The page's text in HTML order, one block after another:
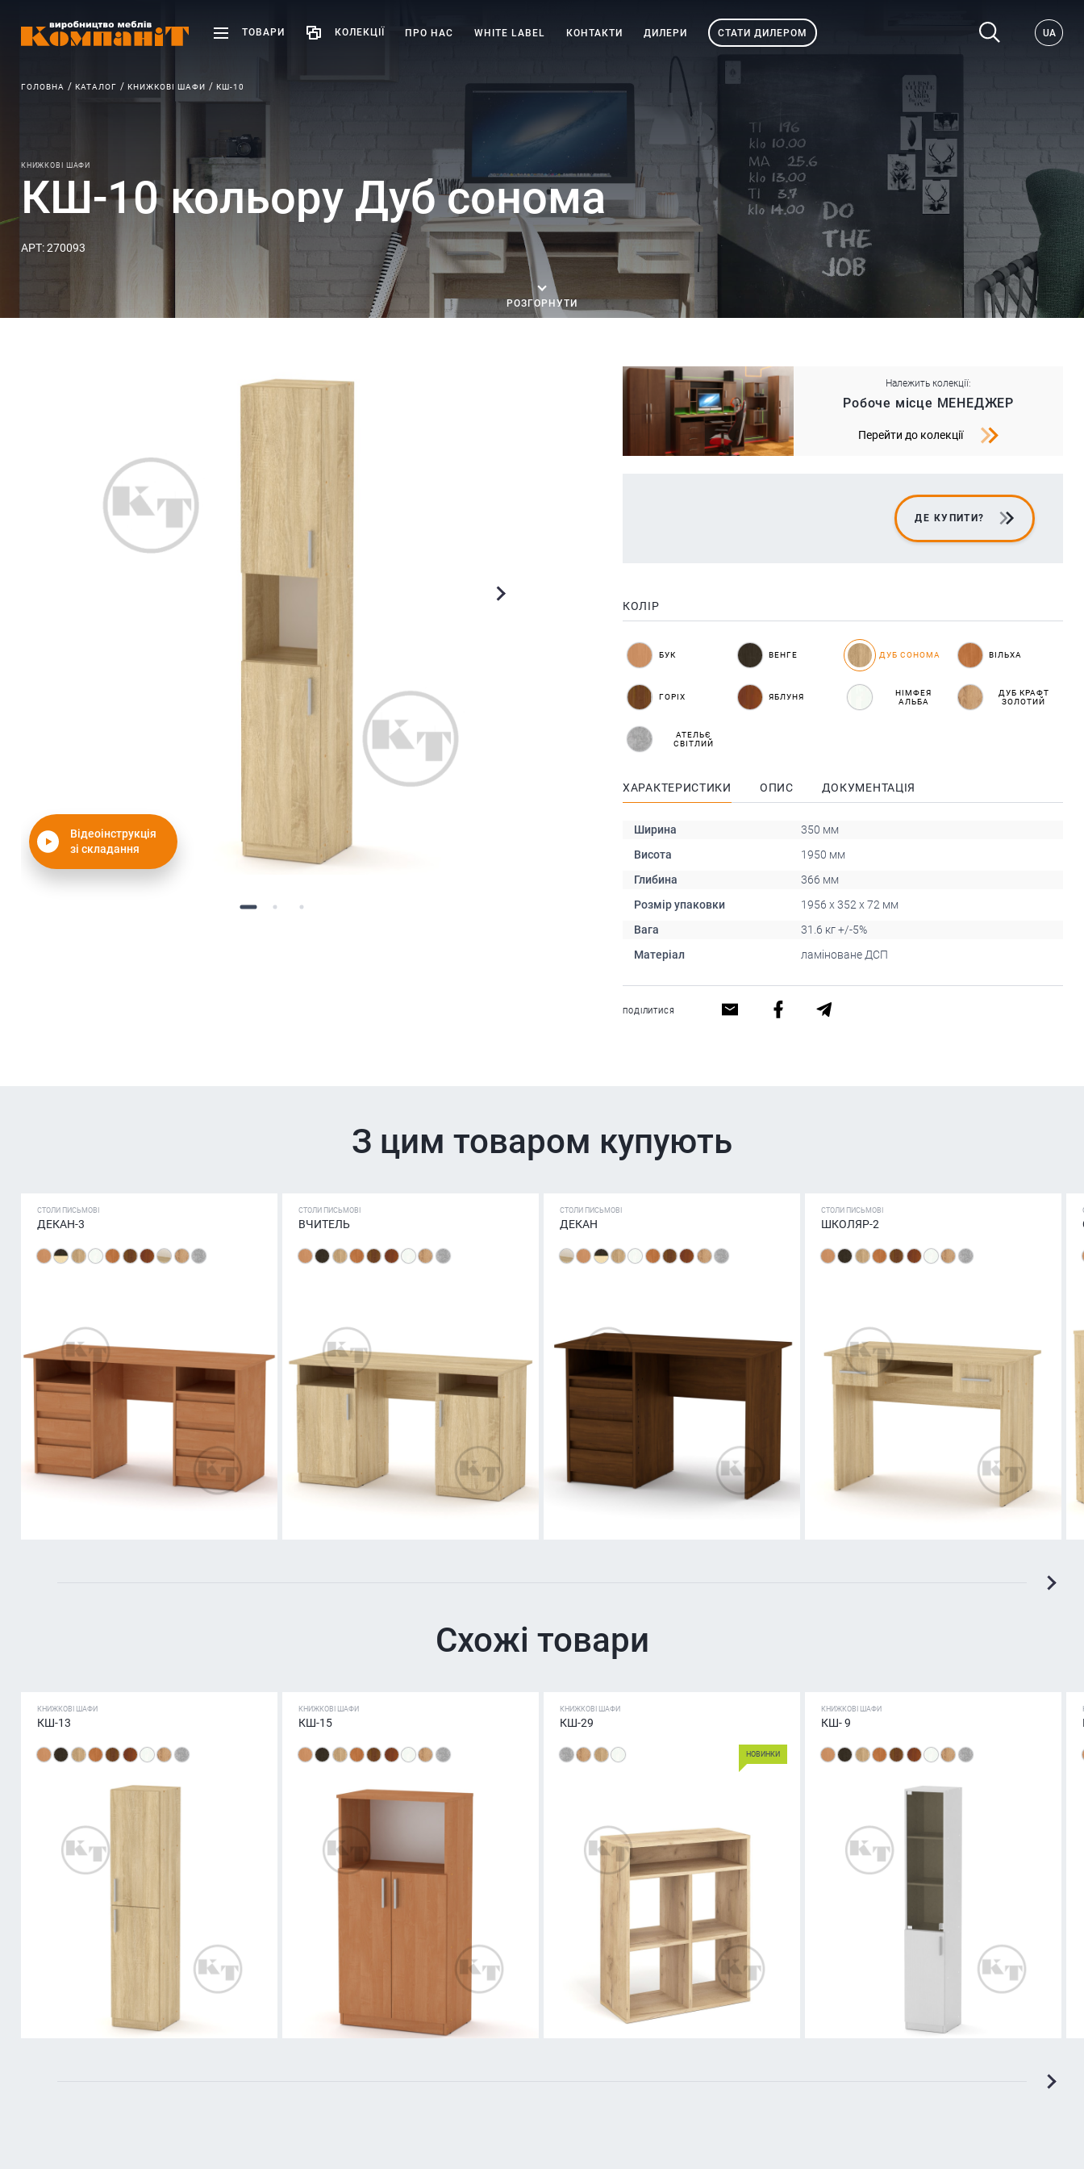
ТОВАРИ КОЛЕКЦІЇ ПРО НАС WHITE LABEL КОНТАКТИ ДИЛЕРИ СТАТИ ДИЛЕРОМ UA
ГОЛОВНА КАТАЛОГ КНИЖКОВІ ШАФИ КШ-10
КНИЖКОВІ ШАФИ
КШ-10 кольору Дуб сонома
АРТ: 270093
РОЗГОРНУТИ
Відеоінструкція
зі складання
Належить колекції:
Робоче місце МЕНЕДЖЕР
Перейти до колекції
ДЕ КУПИТИ?
КОЛІР
БУК ВЕНГЕ ДУБ СОНОМА ВІЛЬХА
ГОРІХ ЯБЛУНЯ
НІМФЕЯ
АЛЬБА
ДУБ КРАФТ
ЗОЛОТИЙ
АТЕЛЬЄ
СВІТЛИЙ
ХАРАКТЕРИСТИКИ ОПИС ДОКУМЕНТАЦІЯ
Ширина
350 мм
Висота
1950 мм
Глибина
366 мм
Розмір упаковки
1956 x 352 x 72 мм
Вага
31.6 кг +/-5%
Матеріал
ламіноване ДСП
ПОДІЛИТИСЯ
З цим товаром купують
СТОЛИ ПИСЬМОВІ
ДЕКАН-3
СТОЛИ ПИСЬМОВІ
ВЧИТЕЛЬ
СТОЛИ ПИСЬМОВІ
ДЕКАН
СТОЛИ ПИСЬМОВІ
ШКОЛЯР-2
Схожі товари
КНИЖКОВІ ШАФИ
КШ-13
КНИЖКОВІ ШАФИ
КШ-15
КНИЖКОВІ ШАФИ
КШ-29
НОВИНКИ
КНИЖКОВІ ШАФИ
КШ- 9